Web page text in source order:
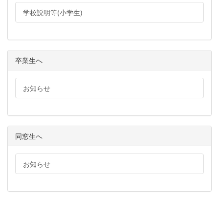
学校説明等(小学生)
卒業生へ
お知らせ
同窓生へ
お知らせ